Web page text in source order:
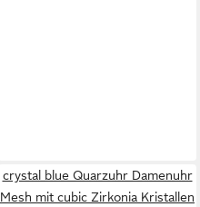
crystal blue Quarzuhr Damenuhr
Mesh mit cubic Zirkonia Kristallen